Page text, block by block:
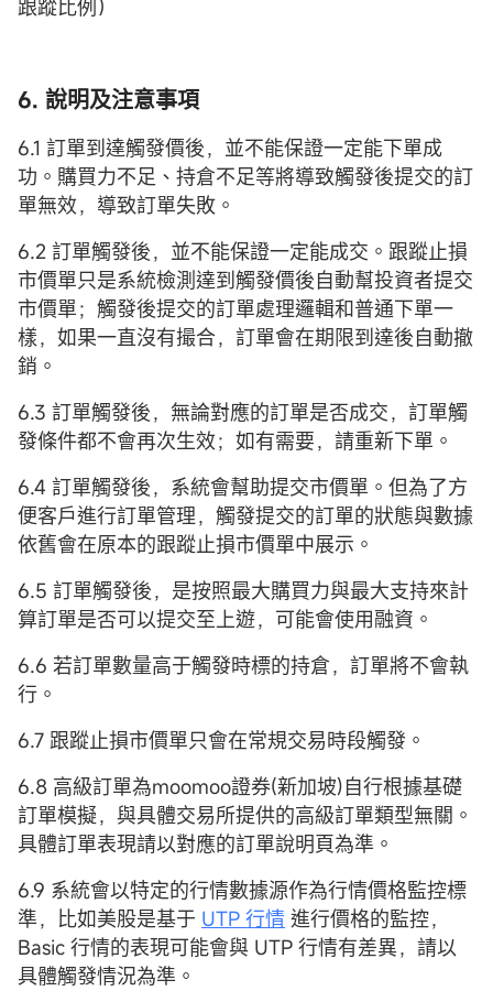
跟蹤比例）
6. 說明及注意事項
6.1 訂單到達觸發價後，並不能保證一定能下單成
功。購買力不足、持倉不足等將導致觸發後提交的訂
單無效，導致訂單失敗。
6.2 訂單觸發後，並不能保證一定能成交。跟蹤止損
市價單只是系統檢測達到觸發價後自動幫投資者提交
市價單；觸發後提交的訂單處理邏輯和普通下單一
樣，如果一直沒有撮合，訂單會在期限到達後自動撤
銷。
6.3 訂單觸發後，無論對應的訂單是否成交，訂單觸
發條件都不會再次生效；如有需要，請重新下單。
6.4 訂單觸發後，系統會幫助提交市價單。但為了方
便客戶進行訂單管理，觸發提交的訂單的狀態與數據
依舊會在原本的跟蹤止損市價單中展示。
6.5 訂單觸發後，是按照最大購買力與最大支持來計
算訂單是否可以提交至上遊，可能會使用融資。
6.6 若訂單數量高于觸發時標的持倉，訂單將不會執
行。
6.7 跟蹤止損市價單只會在常規交易時段觸發。
6.8 高級訂單為moomoo證券(新加坡)自行根據基礎
訂單模擬，與具體交易所提供的高級訂單類型無關。
具體訂單表現請以對應的訂單說明頁為準。
6.9 系統會以特定的行情數據源作為行情價格監控標
準，比如美股是基于 UTP 行情 進行價格的監控，
Basic 行情的表現可能會與 UTP 行情有差異，請以
具體觸發情況為準。